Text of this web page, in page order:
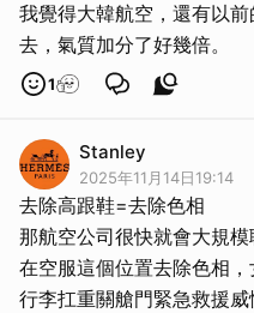
我覺得大韓航空，還有以
去，氣質加分了好幾倍。
1
Stanley
2025年11月14日19:14
去除高跟鞋=去除色相
那航空公司很快就會大規
在空服這個位置去除色相
行李扛重關艙門緊急救援